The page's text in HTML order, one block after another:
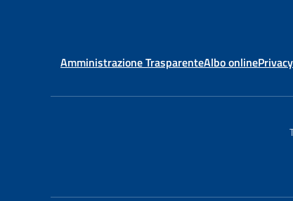
Amministrazione TrasparenteAlbo online